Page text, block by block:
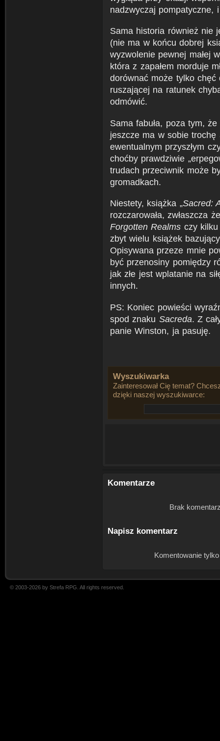
nadzwyczaj pompatyczne,
Sama historia również nie
(nie ma w końcu dobrej
wyzwolenie pewnej małej
która z zapałem morduje
dorównać może tylko
ruszającej na ratunek
odmówić.
Sama fabuła, poza tym,
jeszcze ma w sobie
ewentualnym przyszłym
choćby prawdziwie
trudach przeciwnik może
gromadkach.
Niestety, książka „Sacred:
rozczarowała, zwłaszcza
Forgotten Realms czy
zbyt wielu książek
Opisywana przeze mnie
być przenosiny pomiędzy
jak złe jest wplatanie na
innych.
PS: Koniec powieści
spod znaku Sacreda. Z
panie Winston, ja pasuję.
Wyszukiwarka
Zainteresował Cię temat?
dzięki naszej wyszukiwarce:
Komentarze
Brak
Napisz komentarz
Komentowanie
© 2003-2026 by Strefa RPG. All rights reserved.